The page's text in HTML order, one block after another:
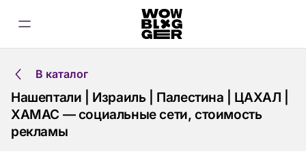
В каталог
Нашептали | Израиль | Палестина | ЦАХАЛ |
ХАМАС — социальные сети, стоимость
рекламы